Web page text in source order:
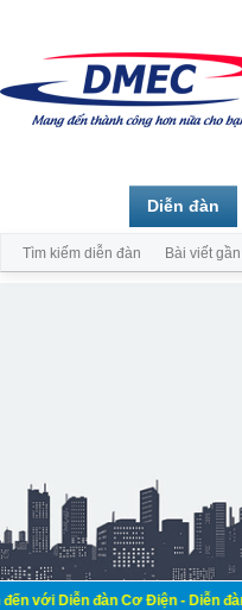
đàn Cơ Điện - Diễn đàn Cơ điện
Diễn đàn
Tìm kiếm diễn đàn Bài viết